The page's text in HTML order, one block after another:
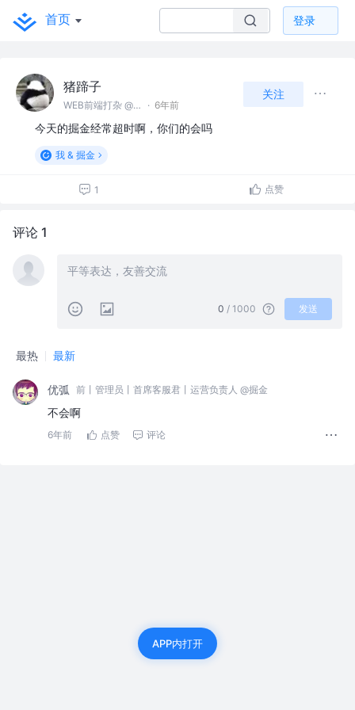
首页 登录
猪蹄子
WEB前端打杂 @广州游戏公司 · 6年前
关注
今天的掘金经常超时啊，你们的会吗
我 & 掘金
1 点赞
评论 1
0 / 1000 发送
最热 最新
优弧 前丨管理员丨首席客服君丨运营负责人 @掘金
不会啊
6年前 点赞 评论
APP内打开